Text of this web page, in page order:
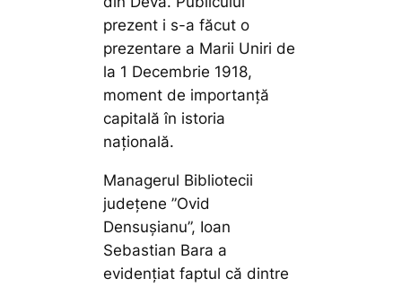
prezent i s-a făcut o
prezentare a Marii Uniri de
la 1 Decembrie 1918,
moment de importanță
capitală în istoria
națională.
Managerul Bibliotecii
județene ”Ovid
Densușianu”, Ioan
Sebastian Bara a
evidențiat faptul că dintre